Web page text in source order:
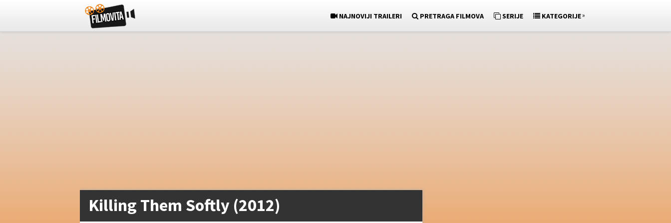
NAJNOVIJI TRAILERI PRETRAGA FILMOVA SERIJE KATEGORIJE»
Killing Them Softly (2012)